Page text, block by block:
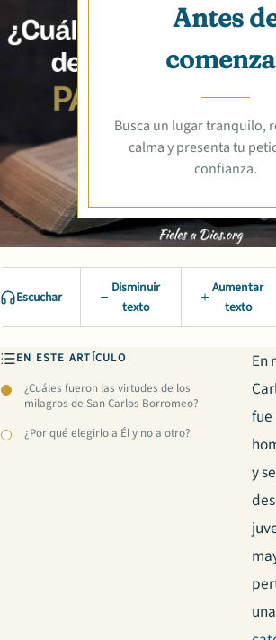
Antes
Busca un lugar tranquilo,
calma y presenta tu
confianza.
Escuchar
Disminuir
texto
Aumentar
texto
EN ESTE ARTÍCULO
¿Cuáles fueron las virtudes de los
milagros de San Carlos Borromeo?
¿Por qué elegirlo a Él y no a otro?
En
fue
y
una